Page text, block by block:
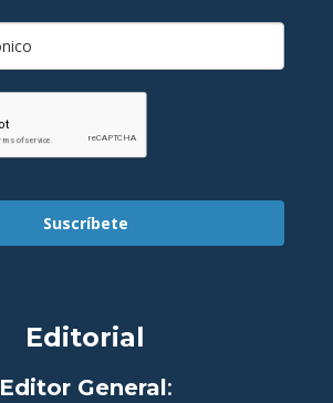
Suscríbete
Editorial
Editor General: